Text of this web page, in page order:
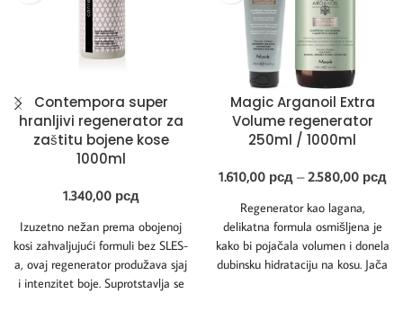
Contempora super
hranljivi regenerator za
zaštitu bojene kose
1000ml
1.340,00 рсд
Izuzetno nežan prema obojenoj
kosi zahvaljujući formuli bez SLES-
a, ovaj regenerator produžava sjaj
i intenzitet boje. Suprotstavlja se
Magic Arganoil Extra
Volume regenerator
250ml / 1000ml
1.610,00 рсд – 2.580,00 рсд
Regenerator kao lagana,
delikatna formula osmišljena je
kako bi pojačala volumen i donela
dubinsku hidrataciju na kosu. Jača